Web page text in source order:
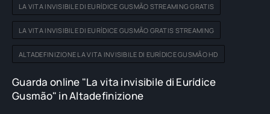
LA VITA INVISIBILE DI EURÍDICE GUSMÃO STREAMING GRATIS
LA VITA INVISIBILE DI EURÍDICE GUSMÃO GRATIS STREAMING
ALTADEFINIZIONE LA VITA INVISIBILE DI EURÍDICE GUSMÃO HD
Guarda online "La vita invisibile di Eurídice
Gusmão" in Altadefinizione